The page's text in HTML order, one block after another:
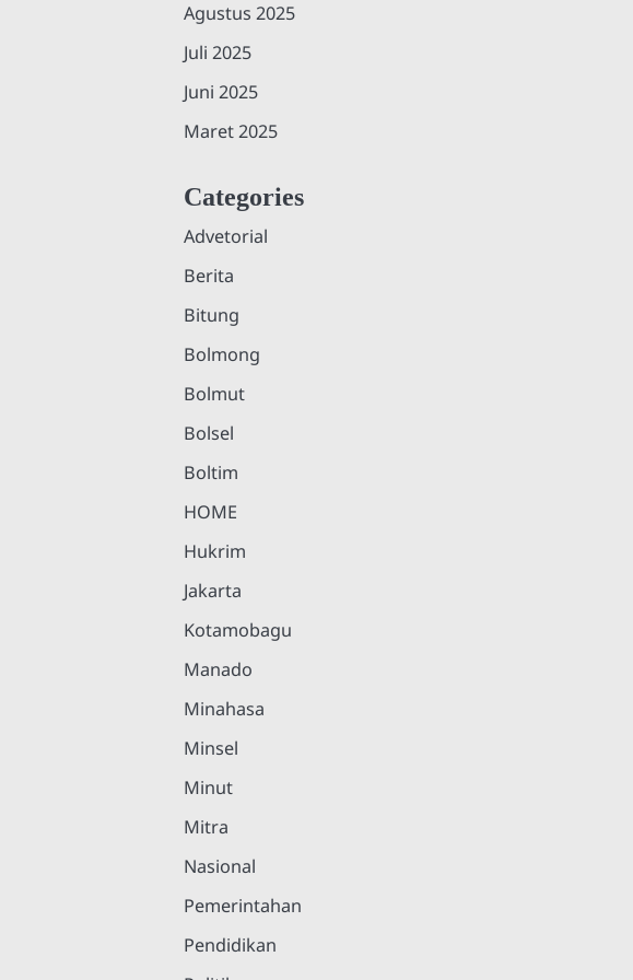
Agustus 2025
Juli 2025
Juni 2025
Maret 2025
Categories
Advetorial
Berita
Bitung
Bolmong
Bolmut
Bolsel
Boltim
HOME
Hukrim
Jakarta
Kotamobagu
Manado
Minahasa
Minsel
Minut
Mitra
Nasional
Pemerintahan
Pendidikan